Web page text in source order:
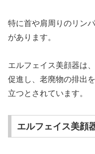
特に首や肩周りのリン
があります。
エルフェイス美顔器は
促進し、老廃物の排出
立つとされています。
エルフェイス美顔